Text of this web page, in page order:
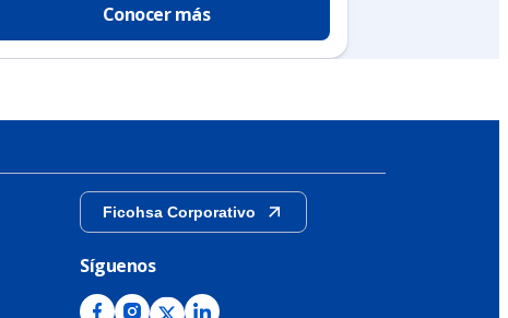
Conocer más
Ficohsa Corporativo
Síguenos